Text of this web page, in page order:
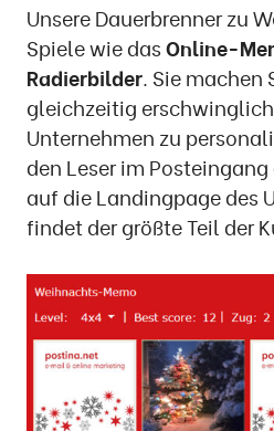
Unsere Dauerbrenner zu
Spiele wie dasOnline-
Radierbilder. Sie machen
gleichzeitig
Unternehmen zu
den Leser im
auf die Landingpage des
findet der größte Teil der